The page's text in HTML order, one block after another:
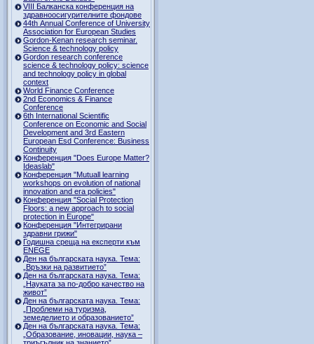
VIII Балканска конференция на
здравноосигурителните фондове
44th Annual Conference of University
Association for European Studies
Gordon-Kenan research seminar.
Science & technology policy
Gordon research сonference
science & technology policy: science
and technology policy in global
context
World Finance Conference
2nd Economics & Finance
Conference
6th International Scientific
Conference оn Economic and Social
Development and 3rd Eastern
European Esd Conference: Business
Continuity
Конференция "Does Europe Matter?
Ideaslab"
Конференция "Mutuall learning
workshops on evolution of national
innovation and era policies"
Конференция "Social Protection
Floors: a new approach to social
protection in Europe"
Конференция "Интегрирани
здравни грижи"
Годишна среща на експерти към
ENEGE
Ден на българската наука. Тема:
„Връзки на развитието”
Ден на българската наука. Тема:
„Науката за по-добро качество на
живот”
Ден на българската наука. Тема:
„Проблеми на туризма,
земеделието и образованието”
Ден на българската наука. Тема:
„Образование, иновации, наука –